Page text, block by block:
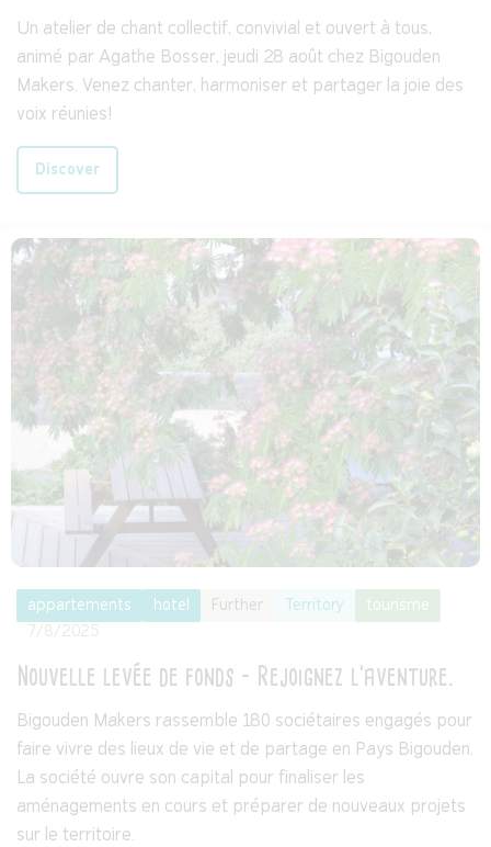
Un atelier de chant collectif, convivial et ouvert à tous,
animé par Agathe Bosser, jeudi 28 août chez Bigouden
Makers. Venez chanter, harmoniser et partager la joie des
voix réunies!
Discover
appartements hotel Further Territory
tourisme
Nouvelle levée de fonds - Rejoignez l'aventure.
Bigouden Makers rassemble 180 sociétaires engagés pour
faire vivre des lieux de vie et de partage en Pays Bigouden.
La société ouvre son capital pour finaliser les
aménagements en cours et préparer de nouveaux projets
sur le territoire.